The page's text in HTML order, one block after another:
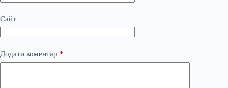
Сайт
Додати коментар *